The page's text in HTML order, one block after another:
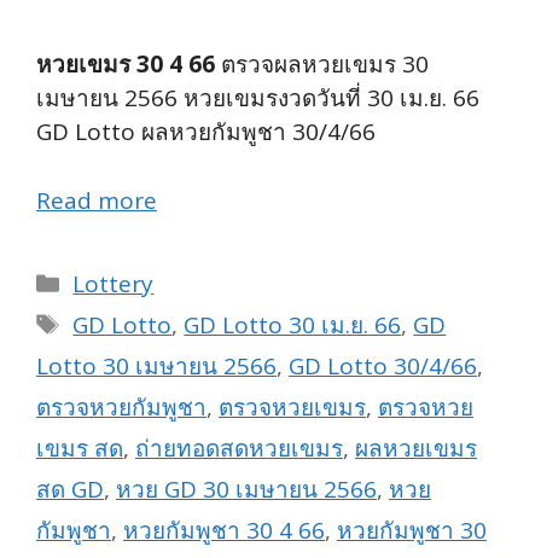
หวยเขมร 30 4 66 ตรวจผลหวยเขมร 30
เมษายน 2566 หวยเขมรงวดวันที่ 30 เม.ย. 66
GD Lotto ผลหวยกัมพูชา 30/4/66
Read more
Categories
Lottery
Tags
GD Lotto, GD Lotto 30 เม.ย. 66, GD
Lotto 30 เมษายน 2566, GD Lotto 30/4/66,
ตรวจหวยกัมพูชา, ตรวจหวยเขมร, ตรวจหวย
เขมร สด, ถ่ายทอดสดหวยเขมร, ผลหวยเขมร
สด GD, หวย GD 30 เมษายน 2566, หวย
กัมพูชา, หวยกัมพูชา 30 4 66, หวยกัมพูชา 30